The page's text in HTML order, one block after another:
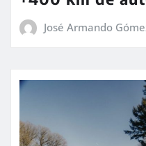
José Armando